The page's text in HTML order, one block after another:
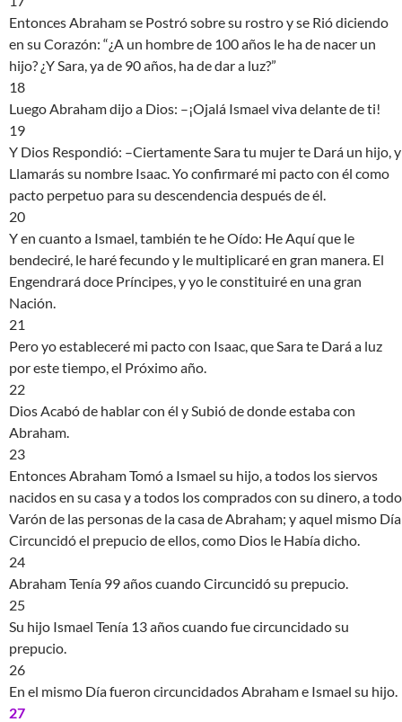
Entonces Abraham se Postró sobre su rostro y se Rió diciendo
en su Corazón: “¿A un hombre de 100 años le ha de nacer un
hijo? ¿Y Sara, ya de 90 años, ha de dar a luz?”
18
Luego Abraham dijo a Dios: –¡Ojalá Ismael viva delante de ti!
19
Y Dios Respondió: –Ciertamente Sara tu mujer te Dará un hijo, y
Llamarás su nombre Isaac. Yo confirmaré mi pacto con él como
pacto perpetuo para su descendencia después de él.
20
Y en cuanto a Ismael, también te he Oído: He Aquí que le
bendeciré, le haré fecundo y le multiplicaré en gran manera. El
Engendrará doce Príncipes, y yo le constituiré en una gran
Nación.
21
Pero yo estableceré mi pacto con Isaac, que Sara te Dará a luz
por este tiempo, el Próximo año.
22
Dios Acabó de hablar con él y Subió de donde estaba con
Abraham.
23
Entonces Abraham Tomó a Ismael su hijo, a todos los siervos
nacidos en su casa y a todos los comprados con su dinero, a todo
Varón de las personas de la casa de Abraham; y aquel mismo Día
Circuncidó el prepucio de ellos, como Dios le Había dicho.
24
Abraham Tenía 99 años cuando Circuncidó su prepucio.
25
Su hijo Ismael Tenía 13 años cuando fue circuncidado su
prepucio.
26
En el mismo Día fueron circuncidados Abraham e Ismael su hijo.
27